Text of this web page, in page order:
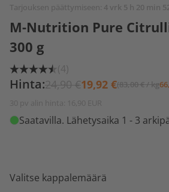
Tarjouksen päättymiseen: 4 vrk 5 h 20 min
M-Nutrition Pure
300 g
(4)
Hinta:24,90 €19,92 €(83,00 € / kg
30 pv alin hinta: 16,90 EUR
Saatavilla. Lähetysaika 1 - 3
Valitse kappalemäärä